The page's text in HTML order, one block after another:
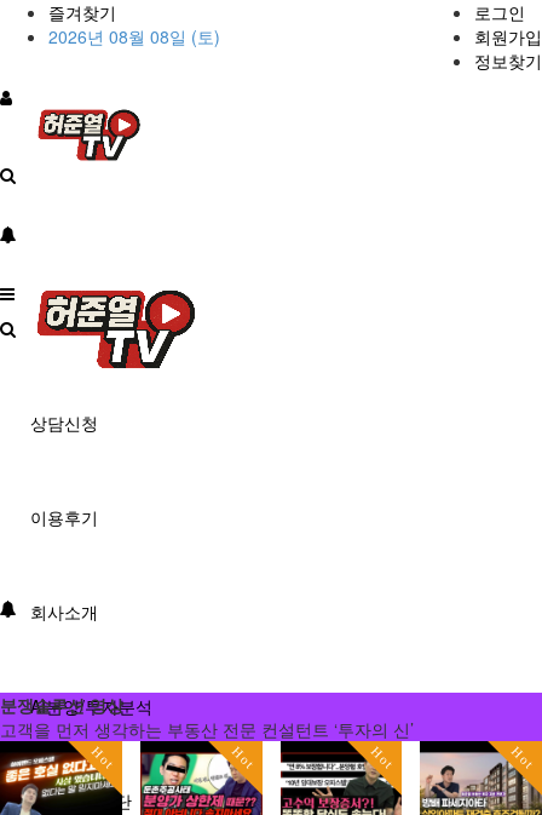
즐겨찾기
2026년 08월 08일 (토)
로그인
회원가입
정보찾기
상담신청
이용후기
회사소개
AI분양/투자분석
분양분석진단
분쟁솔루션 영상
고객을 먼저 생각하는 부동산 전문 컨설턴트 ‘투자의 신’
Hot Hot Hot Hot